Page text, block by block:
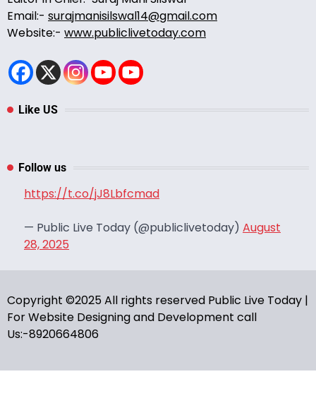
Email:- surajmanisilswal14@gmail.com
Website:- www.publiclivetoday.com
Like US
Follow us
https://t.co/jJ8Lbfcmad
— Public Live Today (@publiclivetoday) August
28, 2025
Copyright ©2025 All rights reserved Public Live Today |
For Website Designing and Development call
Us:-8920664806